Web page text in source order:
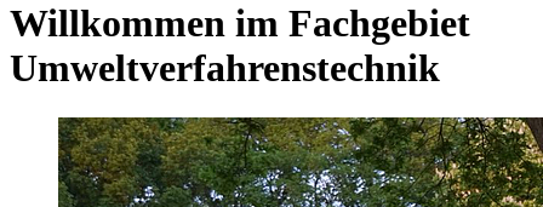
Willkommen im Fachgebiet
Umweltverfahrenstechnik